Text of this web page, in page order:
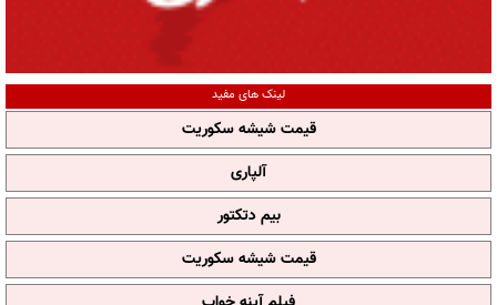
لینک های مفید
قیمت شیشه سکوریت
آلپاری
بیم دتکتور
قیمت شیشه سکوریت